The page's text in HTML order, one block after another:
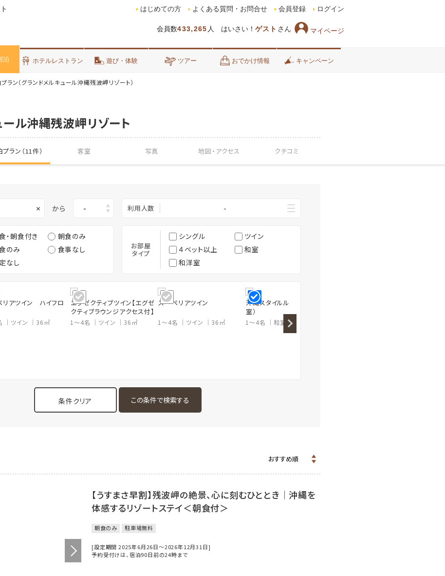
会員数433,265 人 はいさい！ ゲスト さん マイページ
はじめての方 よくある質問・お問合せ 会員登録 ログイン
泊 ホテルレストラン 遊び・体験 ツアー おでかけ情報 キャンペーン
ラン（グランドメルキュール沖縄残波岬リゾート）
ール沖縄残波岬リゾート
ラン（11件） 客室 写真 地図・ アクセス クチコミ
× から 利用人数 -
・朝食付き
朝食のみ
のみ
食事なし
なし
お部屋
タイプ
シングル
ツイン
４ベット以上
和室
和洋室
リアツイン ハイフロ
ツイン 36㎡
エグゼクティブツイン【エグゼ
クティブラウンジアクセス付】
1～4名 ツイン 36㎡
スーペリアツイン
1～4名 ツイン 36㎡
沖縄スタイルルーム（琉球和
室）
1～4名 和室
条件クリア
【うすまさ早割】残波岬の絶景、心に刻むひととき｜沖縄を
体感するリゾートステイ＜朝食付＞
朝食のみ 駐車場無料
[設定期間 2025年6月26日～2026年12月31日]
予約受付けは、宿泊90日前の24時まで